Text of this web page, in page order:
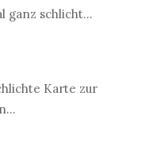
ganz schlicht...
Karte zur